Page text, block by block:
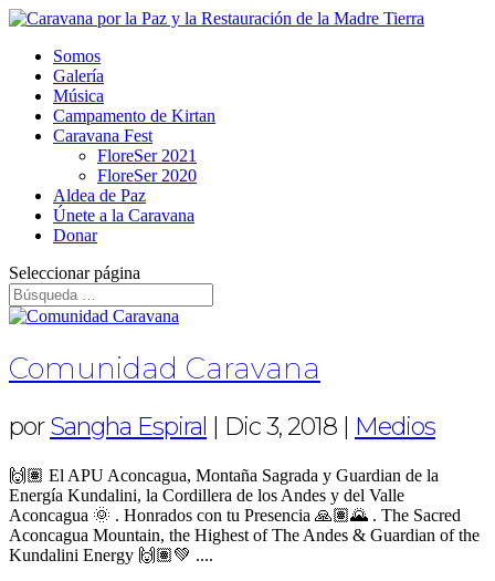
Somos
Galería
Música
Campamento de Kirtan
Caravana Fest
FloreSer 2021
FloreSer 2020
Aldea de Paz
Únete a la Caravana
Donar
Seleccionar página
Comunidad Caravana
porSangha Espiral | Dic 3, 2018 | Medios
🙌🏽 El APU Aconcagua, Montaña Sagrada y Guardian de la
Energía Kundalini, la Cordillera de los Andes y del Valle
Aconcagua 🌞 . Honrados con tu Presencia 🙏🏽🌄 . The Sacred
Aconcagua Mountain, the Highest of The Andes & Guardian of the
Kundalini Energy 🙌🏽💚 ....